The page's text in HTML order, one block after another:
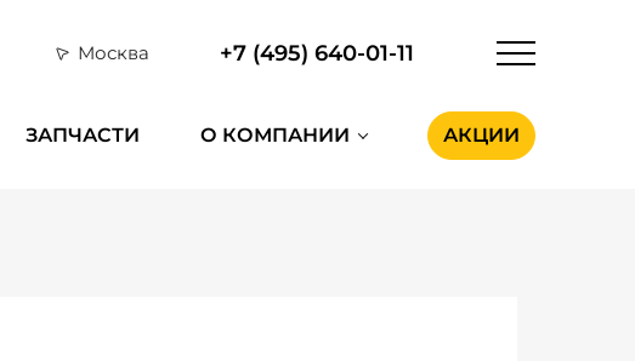
Москва +7 (495) 640-01-11
ЗАПЧАСТИ О КОМПАНИИ АКЦИИ